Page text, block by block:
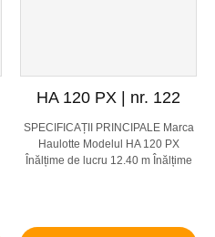
HA 120 PX | nr. 122
SPECIFICAȚII PRINCIPALE Marca
Haulotte Modelul HA 120 PX
Înălțime de lucru 12.40 m Înălțime